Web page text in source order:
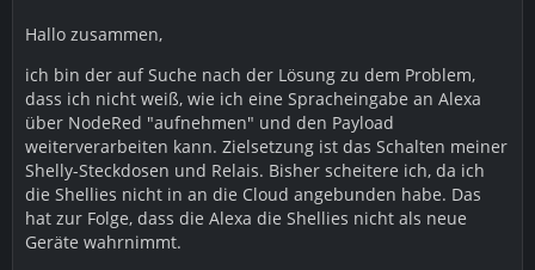
Hallo zusammen,
ich bin der auf Suche nach der Lösung zu dem Problem,
dass ich nicht weiß, wie ich eine Spracheingabe an Alexa
über NodeRed "aufnehmen" und den Payload
weiterverarbeiten kann. Zielsetzung ist das Schalten meiner
Shelly-Steckdosen und Relais. Bisher scheitere ich, da ich
die Shellies nicht in an die Cloud angebunden habe. Das
hat zur Folge, dass die Alexa die Shellies nicht als neue
Geräte wahrnimmt.